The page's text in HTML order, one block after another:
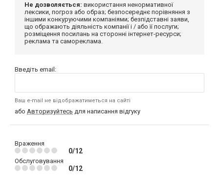
Не дозволяється: використання ненормативної
лексики, погроз або образ; безпосереднє порівняння з
іншими конкуруючими компаніями; безпідставні заяви,
що ображають діяльність компанії і / або її послуги;
розміщення посилань на сторонні інтернет-ресурси;
реклама та самореклама.
Введіть email:
Ваш e-mail не відображатиметься на сайті
або Авторизуйтесь для написання відгуку
Враження
0/12
Обслуговування
0/12